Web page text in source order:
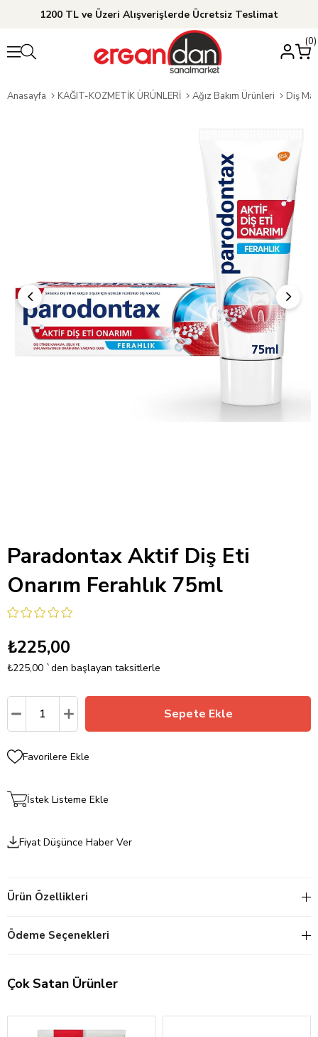
1200 TL ve Üzeri Alışverişlerde Ücretsiz Teslimat
0
Anasayfa KAĞIT-KOZMETİK ÜRÜNLERİ Ağız Bakım Ürünleri Diş
Paradontax Aktif Diş Eti
Onarım Ferahlık 75ml
₺225,00
₺225,00 `den başlayan taksitlerle
Favorilere Ekle
İstek Listeme Ekle
Fiyat Düşünce Haber Ver
Ürün Özellikleri
Ödeme Seçenekleri
Çok Satan Ürünler